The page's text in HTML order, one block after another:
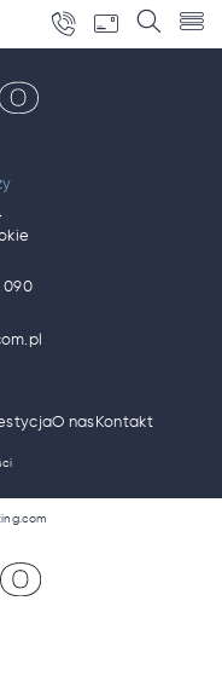
090
O nas Kontakt